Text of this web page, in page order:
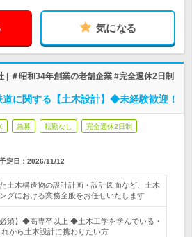
気になる
| ＃昭和34年創業の老舗企業 #完全週休2日制
に関する【土木設計】◆未経験歓迎！
急募 転勤なし 完全週休2日制
定日： 2026/11/12
土木構造物の設計計画・設計図面など、土木
グにおける業務全般をお任せいたします
須】◆高専卒以上 ◆土木工学を学んでいる・
から土木設計に携わりたい方